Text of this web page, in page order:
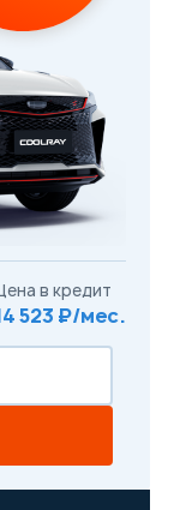
в кредит
523 ₽/мес.